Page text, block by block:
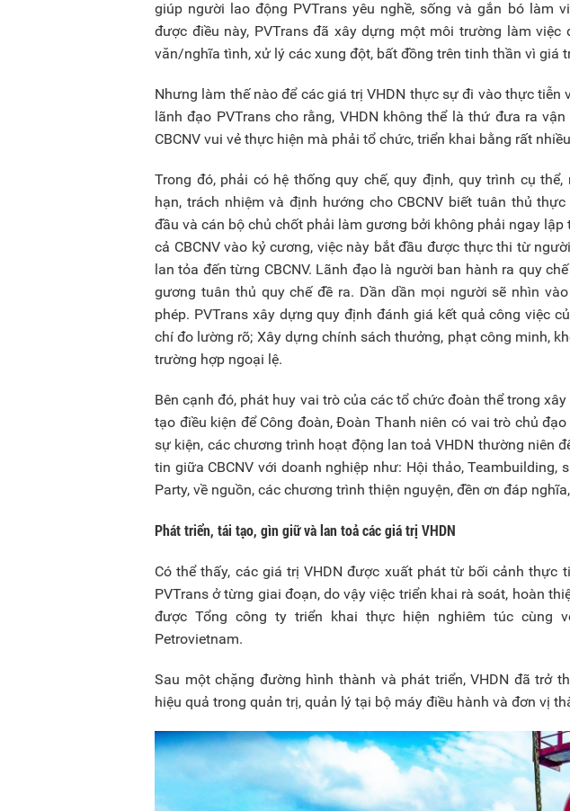
giúp người lao động PVTrans yêu nghề, sống và gắn bó làm
được điều này, PVTrans đã xây dựng một môi trường làm việc
văn/nghĩa tình, xử lý các xung đột, bất đồng trên tinh thần vì giá
Nhưng làm thế nào để các giá trị VHDN thực sự đi vào thực tiễn
lãnh đạo PVTrans cho rằng, VHDN không thể là thứ đưa ra
CBCNV vui vẻ thực hiện mà phải tổ chức, triển khai bằng rất
Trong đó, phải có hệ thống quy chế, quy định, quy trình cụ
hạn, trách nhiệm và định hướng cho CBCNV biết tuân thủ
đầu và cán bộ chủ chốt phải làm gương bởi không phải ngay
cả CBCNV vào kỷ cương, việc này bắt đầu được thực thi từ
lan tỏa đến từng CBCNV. Lãnh đạo là người ban hành ra quy
gương tuân thủ quy chế đề ra. Dần dần mọi người sẽ nhìn
phép. PVTrans xây dựng quy định đánh giá kết quả công việc
chí đo lường rõ; Xây dựng chính sách thưởng, phạt công minh,
trường hợp ngoại lệ.
Bên cạnh đó, phát huy vai trò của các tổ chức đoàn thể trong
tạo điều kiện để Công đoàn, Đoàn Thanh niên có vai trò chủ
sự kiện, các chương trình hoạt động lan toả VHDN thường niên
tin giữa CBCNV với doanh nghiệp như: Hội thảo, Teambuilding,
Party, về nguồn, các chương trình thiện nguyện, đền ơn đáp
Phát triển, tái tạo, gìn giữ và lan toả các giá trị VHDN
Có thể thấy, các giá trị VHDN được xuất phát từ bối cảnh thực
PVTrans ở từng giai đoạn, do vậy việc triển khai rà soát, hoàn
được Tổng công ty triển khai thực hiện nghiêm túc cùng
Petrovietnam.
Sau một chặng đường hình thành và phát triển, VHDN đã trở
hiệu quả trong quản trị, quản lý tại bộ máy điều hành và đơn vị